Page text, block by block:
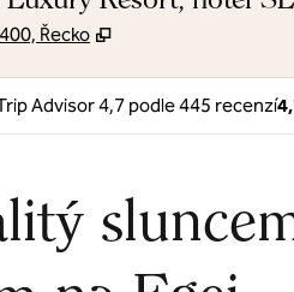
Řecko ,